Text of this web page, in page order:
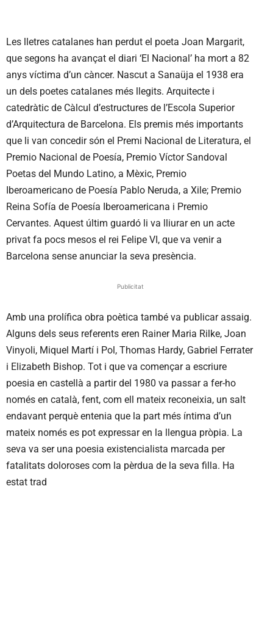
Les lletres catalanes han perdut el poeta Joan Margarit,
que segons ha avançat el diari ‘El Nacional’ ha mort a 82
anys víctima d’un càncer. Nascut a Sanaüja el 1938 era
un dels poetes catalanes més llegits. Arquitecte i
catedràtic de Càlcul d’estructures de l’Escola Superior
d’Arquitectura de Barcelona. Els premis més importants
que li van concedir són el Premi Nacional de Literatura, el
Premio Nacional de Poesía, Premio Víctor Sandoval
Poetas del Mundo Latino, a Mèxic, Premio
Iberoamericano de Poesía Pablo Neruda, a Xile; Premio
Reina Sofía de Poesía Iberoamericana i Premio
Cervantes. Aquest últim guardó li va lliurar en un acte
privat fa pocs mesos el rei Felipe VI, que va venir a
Barcelona sense anunciar la seva presència.
Publicitat
Amb una prolífica obra poètica també va publicar assaig.
Alguns dels seus referents eren Rainer Maria Rilke, Joan
Vinyoli, Miquel Martí i Pol, Thomas Hardy, Gabriel Ferrater
i Elizabeth Bishop. Tot i que va començar a escriure
poesia en castellà a partir del 1980 va passar a fer-ho
només en català, fent, com ell mateix reconeixia, un salt
endavant perquè entenia que la part més íntima d’un
mateix només es pot expressar en la llengua pròpia. La
seva va ser una poesia existencialista marcada per
fatalitats doloroses com la pèrdua de la seva filla. Ha
estat trad